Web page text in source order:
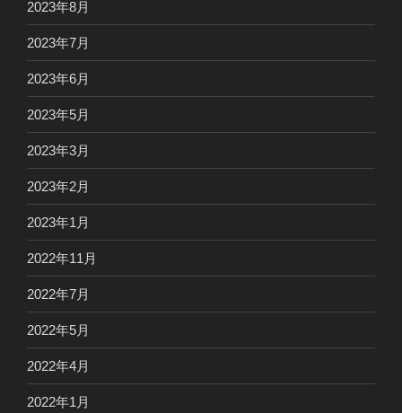
2023年8月
2023年7月
2023年6月
2023年5月
2023年3月
2023年2月
2023年1月
2022年11月
2022年7月
2022年5月
2022年4月
2022年1月